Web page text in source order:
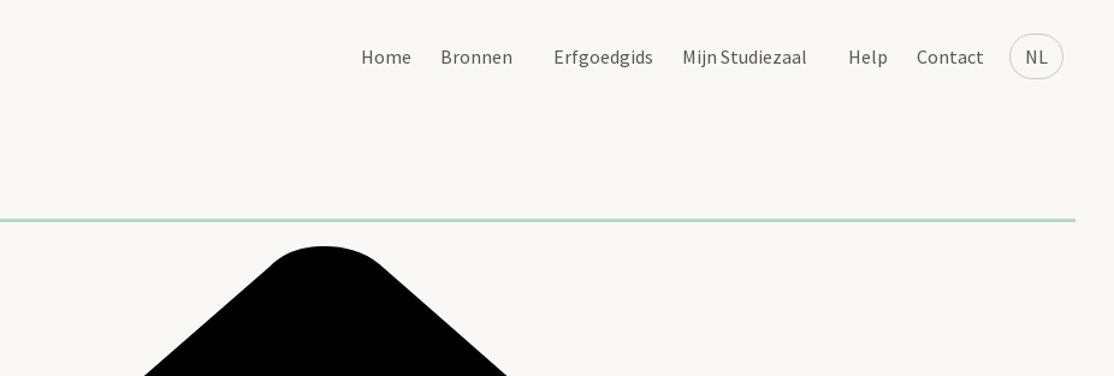
NL
Home Bronnen Erfgoedgids Mijn Studiezaal Help Contact